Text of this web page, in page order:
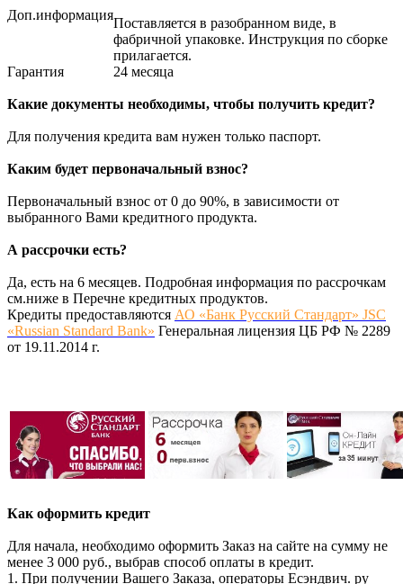
Доп.информация
Поставляется в разобранном виде, в
фабричной упаковке. Инструкция по сборке
прилагается.
Гарантия
24 месяца
Какие документы необходимы, чтобы получить кредит?
Для получения кредита вам нужен только паспорт.
Каким будет первоначальный взнос?
Первоначальный взнос от 0 до 90%, в зависимости от
выбранного Вами кредитного продукта.
А рассрочки есть?
Да, есть на 6 месяцев. Подробная информация по рассрочкам
см.ниже в Перечне кредитных продуктов.
Кредиты предоставляются АО «Банк Русский Стандарт» JSC
«Russian Standard Bank» Генеральная лицензия ЦБ РФ № 2289
от 19.11.2014 г.
Как оформить кредит
Для начала, необходимо оформить Заказ на сайте на сумму не
менее 3 000 руб., выбрав способ оплаты в кредит.
1. При получении Вашего Заказа, операторы Есэндвич. ру